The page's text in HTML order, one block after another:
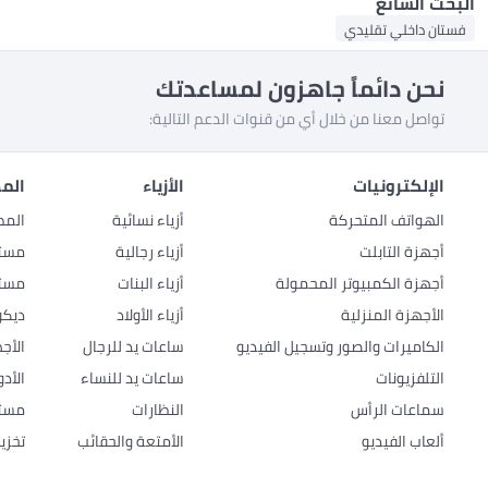
فستان داخلي تقليدي
نحن دائماً جاهزون لمساعدتك
تواصل معنا من خلال أي من قنوات الدعم التالية:
الإلكترونيات
الهواتف المتحركة
أجهزة التابلت
أجهزة الكمبيوتر المحمولة
الأجهزة المنزلية
الكاميرات والصور وتسجيل الفيديو
التلفزيونات
سماعات الرأس
ألعاب الفيديو
الأزياء
أزياء نسائية
أزياء رجالية
أزياء البنات
أزياء الأولاد
ساعات يد للرجال
ساعات يد للنساء
النظارات
الأمتعة والحقائب